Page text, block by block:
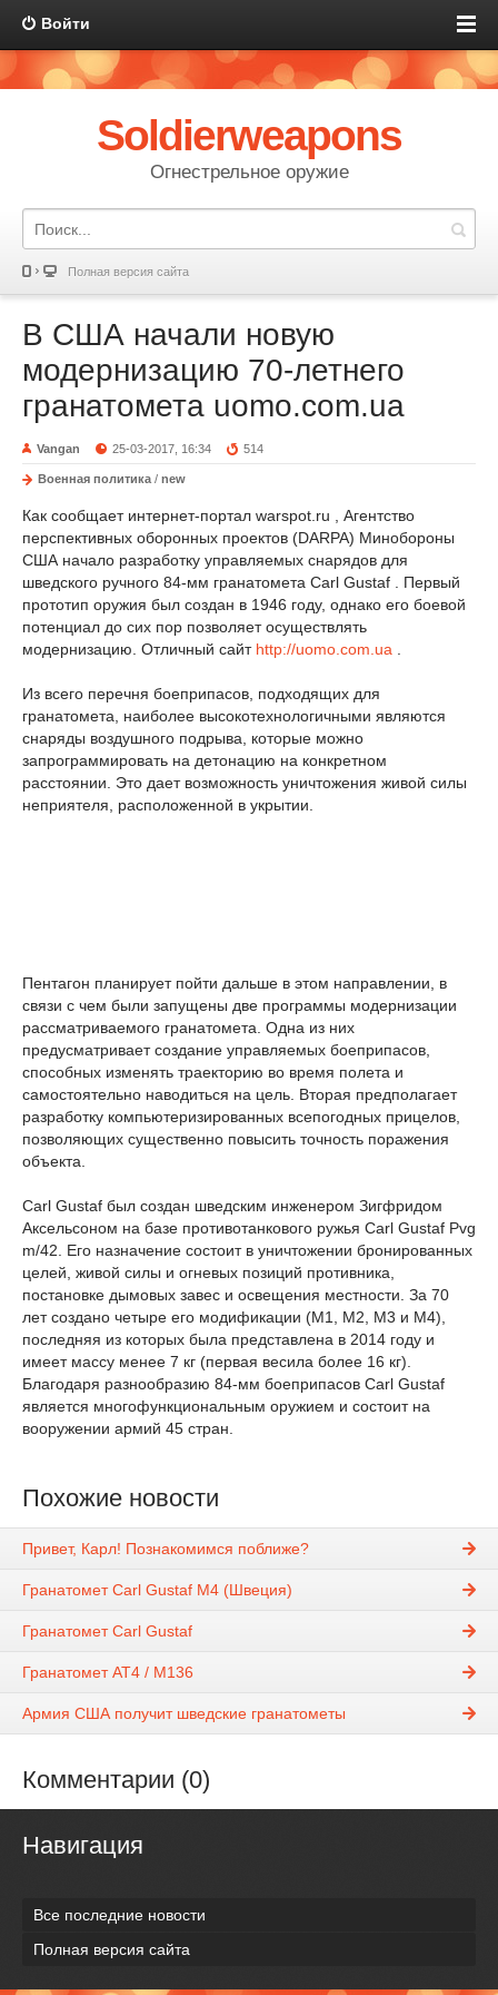
Войти
Soldierweapons
Огнестрельное оружие
Полная версия сайта
В США начали новую
модернизацию 70-летнего
гранатомета uomo.com.ua
Vangan 25-03-2017, 16:34 514
Военная политика / new
Как сообщает интернет-портал warspot.ru , Агентство
перспективных оборонных проектов (DARPA) Минобороны
США начало разработку управляемых снарядов для
шведского ручного 84-мм гранатомета Carl Gustaf . Первый
прототип оружия был создан в 1946 году, однако его боевой
потенциал до сих пор позволяет осуществлять
модернизацию. Отличный сайт http://uomo.com.ua
Из всего перечня боеприпасов, подходящих для
гранатомета, наиболее высокотехнологичными являются
снаряды воздушного подрыва, которые можно
запрограммировать на детонацию на конкретном
расстоянии. Это дает возможность уничтожения живой силы
неприятеля, расположенной в укрытии.
Пентагон планирует пойти дальше в этом направлении, в
связи с чем были запущены две программы модернизации
рассматриваемого гранатомета. Одна из них
предусматривает создание управляемых боеприпасов,
способных изменять траекторию во время полета и
самостоятельно наводиться на цель. Вторая предполагает
разработку компьютеризированных всепогодных прицелов,
позволяющих существенно повысить точность поражения
объекта.
Carl Gustaf был создан шведским инженером Зигфридом
Аксельсоном на базе противотанкового ружья Carl Gustaf Pvg
m/42. Его назначение состоит в уничтожении бронированных
целей, живой силы и огневых позиций противника,
постановке дымовых завес и освещения местности. За 70
лет создано четыре его модификации (M1, M2, M3 и M4),
последняя из которых была представлена в 2014 году и
имеет массу менее 7 кг (первая весила более 16 кг).
Благодаря разнообразию 84-мм боеприпасов Carl Gustaf
является многофункциональным оружием и состоит на
вооружении армий 45 стран.
Похожие новости
Привет, Карл! Познакомимся поближе?
Гранатомет Carl Gustaf M4 (Швеция)
Гранатомет Carl Gustaf
Гранатомет AT4 / M136
Армия США получит шведские гранатометы
Комментарии (0)
Навигация
Все последние новости
Полная версия сайта